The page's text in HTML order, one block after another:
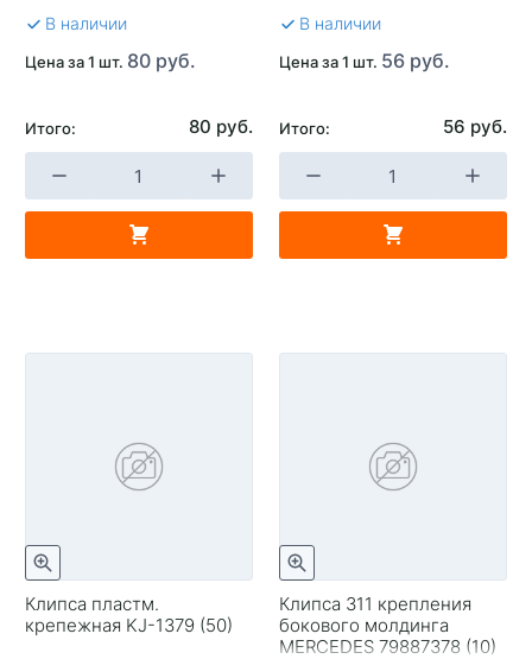
В наличии
Цена за 1 шт. 80 руб.
Итого: 80 руб.
В наличии
Цена за 1 шт. 56 руб.
Итого: 56 руб.
Клипса пластм.
крепежная KJ-1379 (50)
Клипса 311 крепления
бокового молдинга
MERCEDES 79887378 (10)